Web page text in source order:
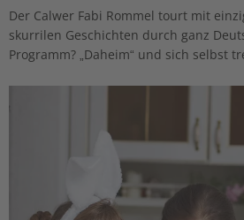
Der Calwer Fabi Rommel tourt mit
skurrilen Geschichten durch ganz
Programm? „Daheim“ und sich selbst